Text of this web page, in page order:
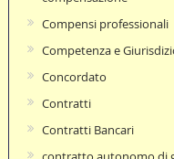
Compensi professionali
Competenza e
Concordato
Contratti
Contratti Bancari